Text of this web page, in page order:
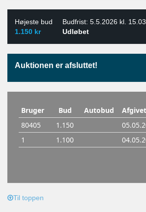
Højeste bud Budfrist: 5.5.2026 kl. 15.03
1.150 kr
Udløbet
Auktionen er afsluttet!
Til toppen